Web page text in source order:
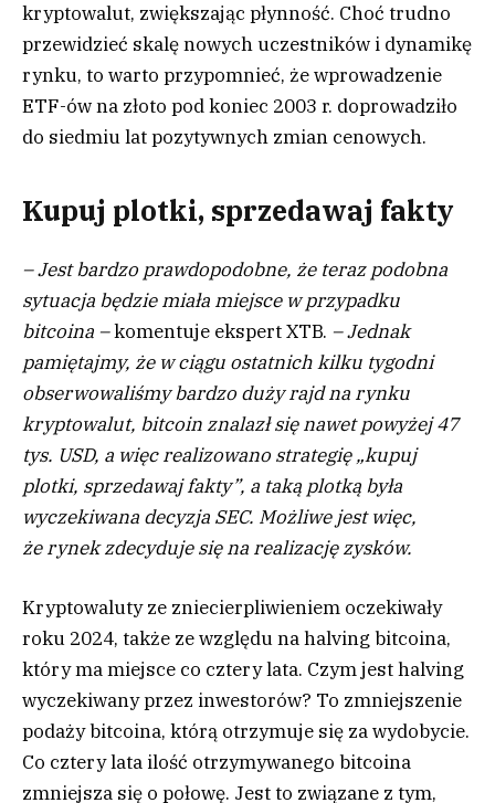
kryptowalut, zwiększając płynność. Choć trudno
przewidzieć skalę nowych uczestników i dynamikę
rynku, to warto przypomnieć, że wprowadzenie
ETF-ów na złoto pod koniec 2003 r. doprowadziło
do siedmiu lat pozytywnych zmian cenowych.
Kupuj plotki, sprzedawaj fakty
– Jest bardzo prawdopodobne, że teraz podobna
sytuacja będzie miała miejsce w przypadku
bitcoina –komentuje ekspert XTB. – Jednak
pamiętajmy, że w ciągu ostatnich kilku tygodni
obserwowaliśmy bardzo duży rajd na rynku
kryptowalut, bitcoin znalazł się nawet powyżej 47
tys. USD, a więc realizowano strategię „kupuj
plotki, sprzedawaj fakty”, a taką plotką była
wyczekiwana decyzja SEC. Możliwe jest więc,
że rynek zdecyduje się na realizację zysków.
Kryptowaluty ze zniecierpliwieniem oczekiwały
roku 2024, także ze względu na halving bitcoina,
który ma miejsce co cztery lata. Czym jest halving
wyczekiwany przez inwestorów? To zmniejszenie
podaży bitcoina, którą otrzymuje się za wydobycie.
Co cztery lata ilość otrzymywanego bitcoina
zmniejsza się o połowę. Jest to związane z tym,